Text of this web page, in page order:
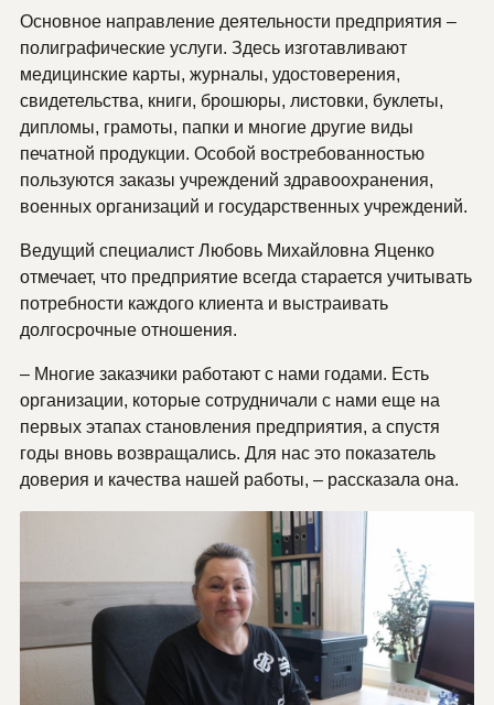
Основное направление деятельности предприятия –
полиграфические услуги. Здесь изготавливают
медицинские карты, журналы, удостоверения,
свидетельства, книги, брошюры, листовки, буклеты,
дипломы, грамоты, папки и многие другие виды
печатной продукции. Особой востребованностью
пользуются заказы учреждений здравоохранения,
военных организаций и государственных учреждений.
Ведущий специалист Любовь Михайловна Яценко
отмечает, что предприятие всегда старается учитывать
потребности каждого клиента и выстраивать
долгосрочные отношения.
– Многие заказчики работают с нами годами. Есть
организации, которые сотрудничали с нами еще на
первых этапах становления предприятия, а спустя
годы вновь возвращались. Для нас это показатель
доверия и качества нашей работы, – рассказала она.